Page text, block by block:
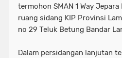
termohon SMAN 1 Way
ruang sidang KIP Provinsi
no 29 Teluk Betung Bandar
Dalam persidangan lanjutan